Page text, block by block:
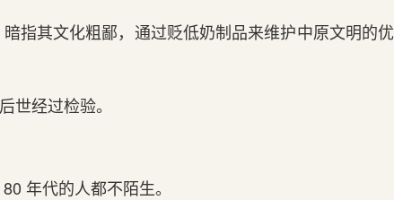
指其文化粗鄙，通过贬低奶制品来维护中原文明的优
世经过检验。
年代的人都不陌生。